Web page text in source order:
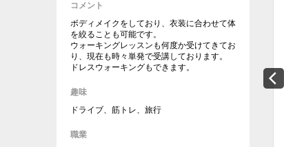
コメント
ボディメイクをしており、衣装に合わせて体
を絞ることも可能です。
ウォーキングレッスンも何度か受けてきてお
り、現在も時々単発で受講しております。
ドレスウォーキングもできます。
趣味
ドライブ、筋トレ、旅行
職業